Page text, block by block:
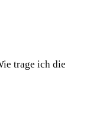
trage ich die